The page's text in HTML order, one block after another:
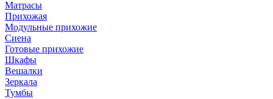
Матрасы
Прихожая
Модульные прихожие
Сиена
Готовые прихожие
Шкафы
Вешалки
Зеркала
Тумбы